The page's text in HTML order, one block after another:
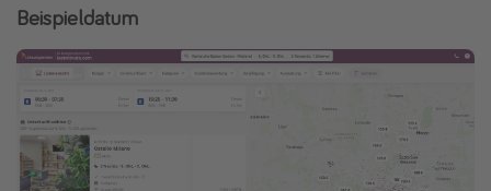
Beispieldatum